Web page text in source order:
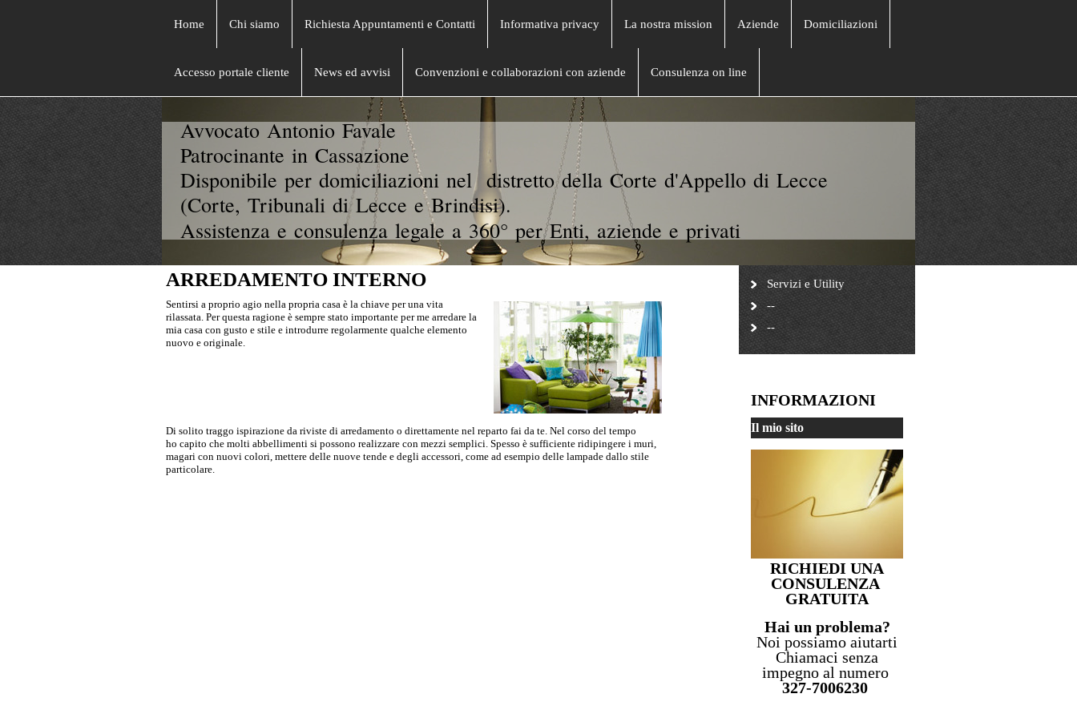
Home Chi siamo Richiesta Appuntamenti e Contatti Informativa privacy La nostra mission Aziende Domiciliazioni
Accesso portale cliente News ed avvisi Convenzioni e collaborazioni con aziende Consulenza on line
Avvocato Antonio Favale
Patrocinante in Cassazione
Disponibile per domiciliazioni nel distretto della Corte d'Appello di Lecce
(Corte, Tribunali di Lecce e Brindisi).
Assistenza e consulenza legale a 360° per Enti, aziende e privati
ARREDAMENTO INTERNO
Sentirsi a proprio agio nella propria casa è la chiave per una vita
rilassata. Per questa ragione è sempre stato importante per me arredare la
mia casa con gusto e stile e introdurre regolarmente qualche elemento
nuovo e originale.
Di solito traggo ispirazione da riviste di arredamento o direttamente nel reparto fai da te. Nel corso del tempo
ho capito che molti abbellimenti si possono realizzare con mezzi semplici. Spesso è sufficiente ridipingere i muri,
magari con nuovi colori, mettere delle nuove tende e degli accessori, come ad esempio delle lampade dallo stile
particolare.
Servizi e Utility
--
--
INFORMAZIONI
Il mio sito
RICHIEDI UNA
CONSULENZA
GRATUITA
Hai un problema?
Noi possiamo aiutarti
Chiamaci senza
impegno al numero
327-7006230